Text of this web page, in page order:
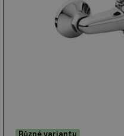
Různé varianty